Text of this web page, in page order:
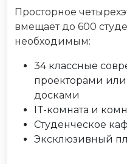
Просторное
вмещает до 600
необходимым:
34 классные
проекторами
досками
IT-комната и
Студенческое
Эксклюзивный